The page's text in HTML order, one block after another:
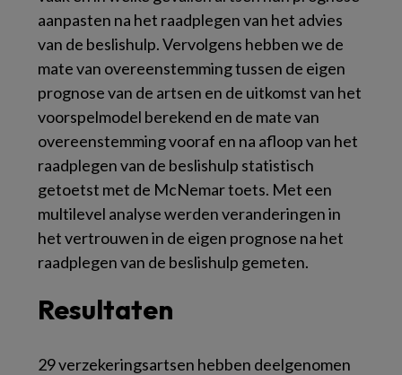
aanpasten na het raadplegen van het advies
van de beslishulp. Vervolgens hebben we de
mate van overeenstemming tussen de eigen
prognose van de artsen en de uitkomst van het
voorspelmodel berekend en de mate van
overeenstemming vooraf en na afloop van het
raadplegen van de beslishulp statistisch
getoetst met de McNemar toets. Met een
multilevel analyse werden veranderingen in
het vertrouwen in de eigen prognose na het
raadplegen van de beslishulp gemeten.
Resultaten
29 verzekeringsartsen hebben deelgenomen